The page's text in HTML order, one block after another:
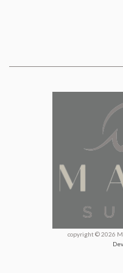
copyright © 2026